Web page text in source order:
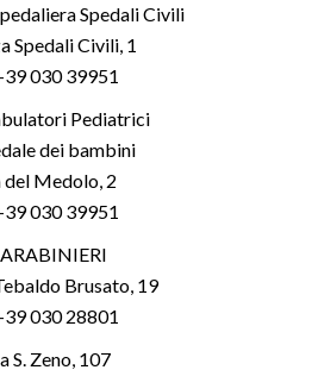
Spedali Civili
Spedali Civili, 1
030 39951
Pediatrici
dei bambini
del Medolo, 2
030 39951
Brusato, 19
030 28801
S. Zeno, 107